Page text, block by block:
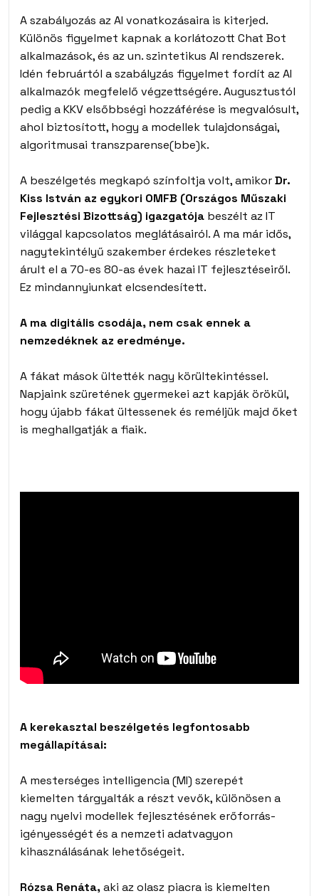
A szabályozás az AI vonatkozásaira is kiterjed.
Különös figyelmet kapnak a korlátozott Chat Bot
alkalmazások, és az un. szintetikus AI rendszerek.
Idén februártól a szabályzás figyelmet fordít az AI
alkalmazók megfelelő végzettségére. Augusztustól
pedig a KKV elsőbbségi hozzáférése is megvalósult,
ahol biztosított, hogy a modellek tulajdonságai,
algoritmusai transzparense(bbe)k.
A beszélgetés megkapó színfoltja volt, amikorDr.
Kiss István az egykori OMFB (Országos Műszaki
Fejlesztési Bizottság) igazgatója beszélt az IT
világgal kapcsolatos meglátásairól. A ma már idős,
nagytekintélyű szakember érdekes részleteket
árult el a 70-es 80-as évek hazai IT fejlesztéseiről.
Ez mindannyiunkat elcsendesített.
A ma digitális csodája, nem csak ennek a
nemzedéknek az eredménye.
A fákat mások ültették nagy körültekintéssel.
Napjaink szüretének gyermekei azt kapják örökül,
hogy újabb fákat ültessenek és reméljük majd őket
is meghallgatják a fiaik.
A kerekasztal beszélgetés legfontosabb
megállapításai:
A mesterséges intelligencia (MI) szerepét
kiemelten tárgyalták a részt vevők, különösen a
nagy nyelvi modellek fejlesztésének erőforrás-
igényességét és a nemzeti adatvagyon
kihasználásának lehetőségeit.
Rózsa Renáta,aki az olasz piacra is kiemelten